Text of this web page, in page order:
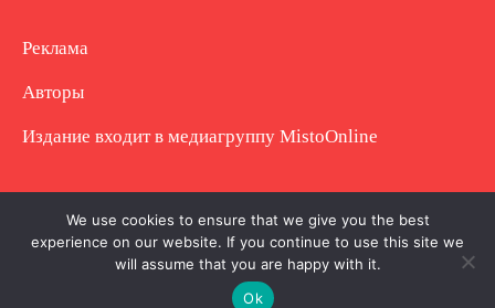
Реклама
Авторы
Издание входит в медиагруппу MistoOnline
Copyright © Полное использование материала
запрещено. Частично разрешено с гиперссылкой.
We use cookies to ensure that we give you the best
experience on our website. If you continue to use this site we
will assume that you are happy with it.
Ok